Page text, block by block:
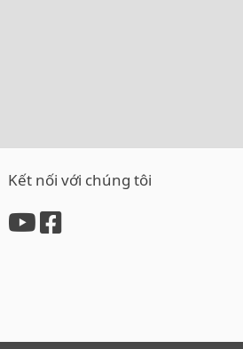
Kết nối với chúng tôi